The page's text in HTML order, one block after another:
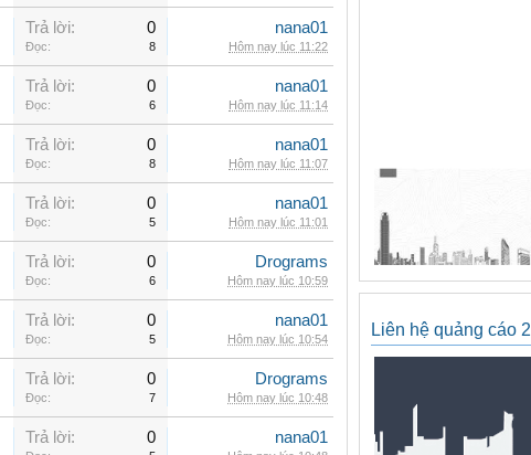
Trả lời: 0
Đọc: 8
nana01
Hôm nay lúc 11:22
Trả lời: 0
Đọc: 6
nana01
Hôm nay lúc 11:14
Trả lời: 0
Đọc: 8
nana01
Hôm nay lúc 11:07
Trả lời: 0
Đọc: 5
nana01
Hôm nay lúc 11:01
Trả lời: 0
Đọc: 6
Drograms
Hôm nay lúc 10:59
Trả lời: 0
Đọc: 5
nana01
Hôm nay lúc 10:54
Trả lời: 0
Đọc: 7
Drograms
Hôm nay lúc 10:48
Trả lời: 0 nana01
Liên hệ quảng cáo 2